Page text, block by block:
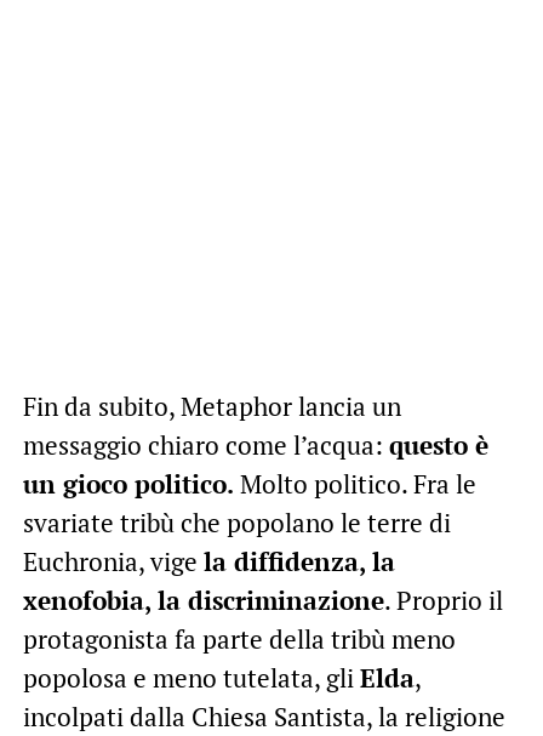
Fin da subito, Metaphor lancia un
messaggio chiaro come l’acqua: questo è
un gioco politico. Molto politico. Fra le
svariate tribù che popolano le terre di
Euchronia, vige la diffidenza, la
xenofobia, la discriminazione. Proprio il
protagonista fa parte della tribù meno
popolosa e meno tutelata, gliElda,
incolpati dalla Chiesa Santista, la religione